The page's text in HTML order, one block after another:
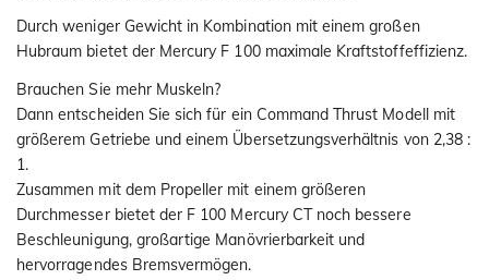
Durch weniger Gewicht in Kombination mit einem großen
Hubraum bietet der Mercury F 100 maximale Kraftstoffeffizienz.
Brauchen Sie mehr Muskeln?
Dann entscheiden Sie sich für ein Command Thrust Modell mit
größerem Getriebe und einem Übersetzungsverhältnis von 2,38 :
1.
Zusammen mit dem Propeller mit einem größeren
Durchmesser bietet der F 100 Mercury CT noch bessere
Beschleunigung, großartige Manövrierbarkeit und
hervorragendes Bremsvermögen.